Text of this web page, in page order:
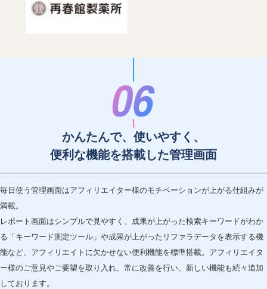
かんたんで、使いやすく、
便利な機能を搭載した管理画面
毎日使う管理画面はアフィリエイター様のモチベーションが上がる仕組みが
満載。
レポート画面はシンプルで見やすく、成果が上がった検索キーワードがわか
る「キーワード測定ツール」や成果が上がったリファラデータを表示する機
能など、アフィリエイトに欠かせない便利機能を標準搭載。アフィリエイタ
ー様のご意見やご要望を取り入れ、常に改善を行い、新しい機能も続々追加
しております。